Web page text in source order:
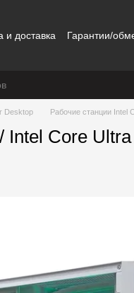
и доставка Гарантии/
Desktop Рабочие станции Intel
Intel Core